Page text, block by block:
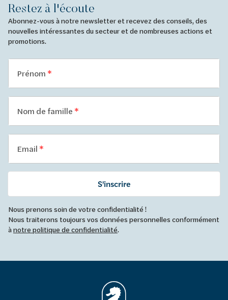
Restez à l'écoute
Abonnez-vous à notre newsletter et recevez des conseils, des
nouvelles intéressantes du secteur et de nombreuses actions et
promotions.
Prénom
Nom de famille
Email
S'inscrire
Nous prenons soin de votre confidentialité !
Nous traiterons toujours vos données personnelles conformément
ànotre politique de confidentialité.